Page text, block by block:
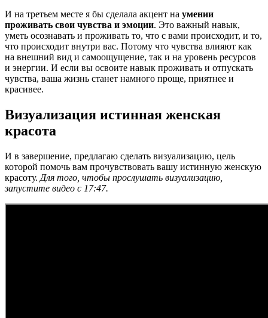
И на третьем месте я бы сделала акцент на умении
проживать свои чувства и эмоции. Это важный навык,
уметь осознавать и проживать то, что с вами происходит, и то,
что происходит внутри вас. Потому что чувства влияют как
на внешний вид и самоощущение, так и на уровень ресурсов
и энергии. И если вы освоите навык проживать и отпускать
чувства, ваша жизнь станет намного проще, приятнее и
красивее.
Визуализация истинная женская
красота
И в завершение, предлагаю сделать визуализацию, цель
которой помочь вам прочувствовать вашу истинную женскую
красоту. Для того, чтобы прослушать визуализацию,
запустите видео с 17:47.